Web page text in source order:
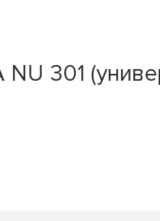
301